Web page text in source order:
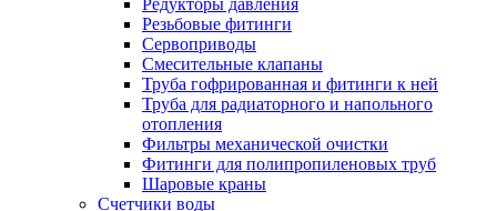
Редукторы давления
Резьбовые фитинги
Сервоприводы
Смесительные клапаны
Труба гофрированная и фитинги к ней
Труба для радиаторного и напольного
отопления
Фильтры механической очистки
Фитинги для полипропиленовых труб
Шаровые краны
Счетчики воды